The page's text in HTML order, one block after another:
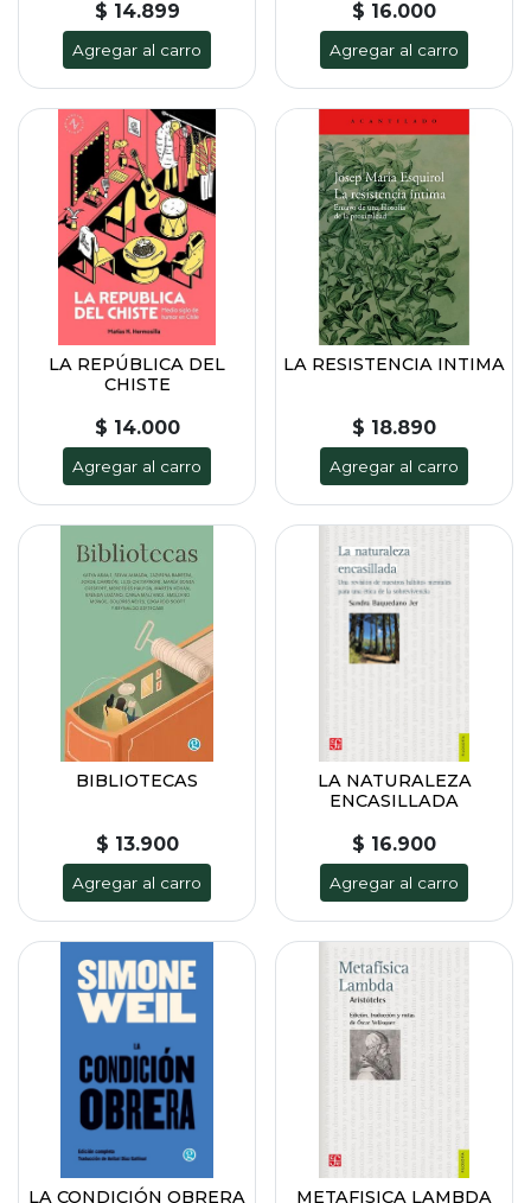
$ 14.899
Agregar al carro
$ 16.000
Agregar al carro
LA REPÚBLICA DEL
CHISTE
$ 14.000
Agregar al carro
LA RESISTENCIA INTIMA
$ 18.890
Agregar al carro
BIBLIOTECAS
$ 13.900
Agregar al carro
LA NATURALEZA
ENCASILLADA
$ 16.900
Agregar al carro
LA CONDICIÓN OBRERA METAFISICA LAMBDA